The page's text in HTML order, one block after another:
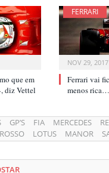
que em
diz Vettel
FERRARI
NOV 29, 2017
Ferrari vai
menos rica…
GP’S FIA MERCEDES
LOTUS MANOR